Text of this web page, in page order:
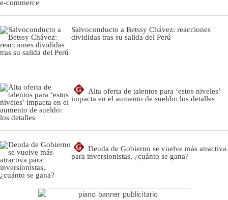
Salvoconducto a Betssy Chávez: reacciones
divididas tras su salida del Perú
G
Alta oferta de talentos para ‘estos niveles’
impacta en el aumento de sueldo: los detalles
G
Deuda de Gobierno se vuelve más atractiva
para inversionistas, ¿cuánto se gana?